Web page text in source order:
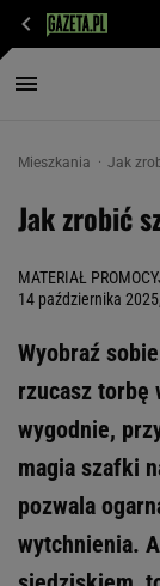
Mieszkania Jak
Jak zrobić
MATERIAŁ
14 października
Wyobraź
rzucasz torbę
wygodnie,
magia szafki
pozwala
wytchnienia.